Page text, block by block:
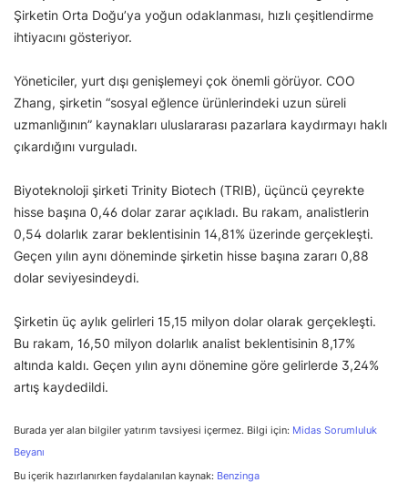
Şirketin Orta Doğu’ya yoğun odaklanması, hızlı çeşitlendirme
ihtiyacını gösteriyor.
Yöneticiler, yurt dışı genişlemeyi çok önemli görüyor. COO
Zhang, şirketin “sosyal eğlence ürünlerindeki uzun süreli
uzmanlığının” kaynakları uluslararası pazarlara kaydırmayı haklı
çıkardığını vurguladı.
Biyoteknoloji şirketi Trinity Biotech (TRIB), üçüncü çeyrekte
hisse başına 0,46 dolar zarar açıkladı. Bu rakam, analistlerin
0,54 dolarlık zarar beklentisinin 14,81% üzerinde gerçekleşti.
Geçen yılın aynı döneminde şirketin hisse başına zararı 0,88
dolar seviyesindeydi.
Şirketin üç aylık gelirleri 15,15 milyon dolar olarak gerçekleşti.
Bu rakam, 16,50 milyon dolarlık analist beklentisinin 8,17%
altında kaldı. Geçen yılın aynı dönemine göre gelirlerde 3,24%
artış kaydedildi.
Burada yer alan bilgiler yatırım tavsiyesi içermez. Bilgi için: Midas Sorumluluk
Beyanı
Bu içerik hazırlanırken faydalanılan kaynak: Benzinga